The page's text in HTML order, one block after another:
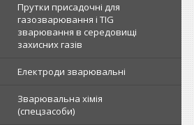
Прутки присадочні для
газозварювання і TIG
зварювання в середовищі
захисних газів
Електроди зварювальні
Зварювальна хімія
(спецзасоби)